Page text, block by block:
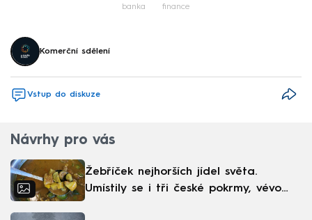
banka finance
Komerční sdělení
Vstup do diskuze
Návrhy pro vás
Žebříček nejhorších jídel světa.
Umístily se i tři české pokrmy, vévodí